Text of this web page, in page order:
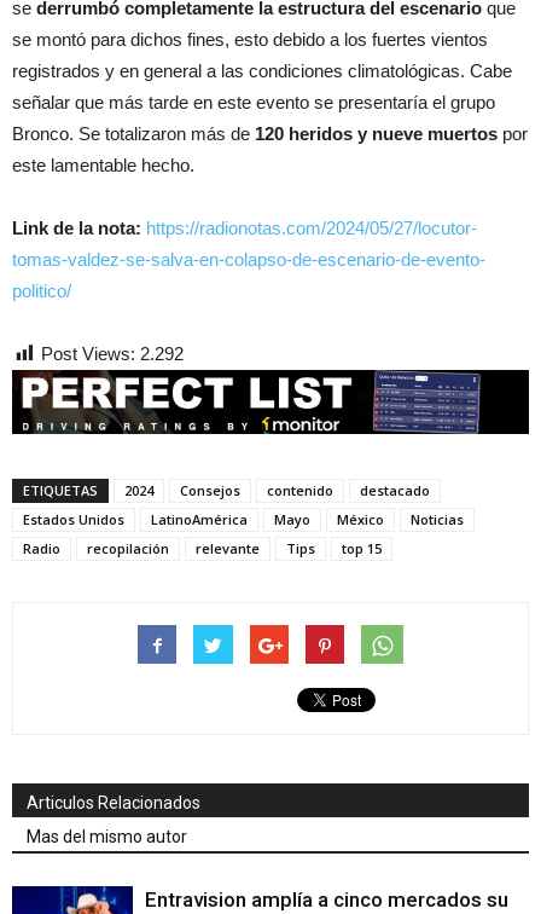
se derrumbó completamente la estructura del escenario que
se montó para dichos fines, esto debido a los fuertes vientos
registrados y en general a las condiciones climatológicas. Cabe
señalar que más tarde en este evento se presentaría el grupo
Bronco. Se totalizaron más de 120 heridos y nueve muertos por
este lamentable hecho.
Link de la nota: https://radionotas.com/2024/05/27/locutor-
tomas-valdez-se-salva-en-colapso-de-escenario-de-evento-
politico/
Post Views: 2.292
ETIQUETAS 2024 Consejos contenido
destacado
Estados Unidos
LatinoAmérica Mayo México
Noticias
Radio
recopilación relevante Tips top 15
Articulos Relacionados
Mas del mismo autor
Entravision amplía a cinco mercados su